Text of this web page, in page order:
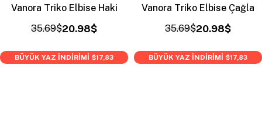
Vanora Triko Elbise Haki
20.98$
35.69$
BÜYÜK YAZ İNDİRİMİ $17,83
Vanora Triko Elbise Çağla
20.98$
35.69$
BÜYÜK YAZ İNDİRİMİ $17,83